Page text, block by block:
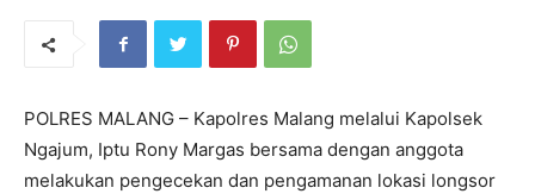
POLRES MALANG – Kapolres Malang melalui Kapolsek
Ngajum, Iptu Rony Margas bersama dengan anggota
melakukan pengecekan dan pengamanan lokasi longsor